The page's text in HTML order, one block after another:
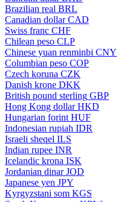
Brazilian real BRL
Canadian dollar CAD
Swiss franc CHF
Chilean peso CLP
Chinese yuan renminbi CNY
Columbian peso COP
Czech koruna CZK
Danish krone DKK
British pound sterling GBP
Hong Kong dollar HKD
Hungarian forint HUF
Indonesian rupiah IDR
Israeli sheqel ILS
Indian rupee INR
Icelandic krona ISK
Jordanian dinar JOD
Japanese yen JPY
Kyrgyzstani som KGS